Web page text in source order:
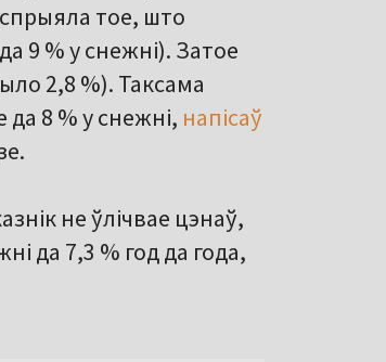
тое, што
9 % у снежні). Затое
2,8 %). Таксама
да 8 % у снежні, напісаў
не ўлічвае цэнаў,
да 7,3 % год да года,